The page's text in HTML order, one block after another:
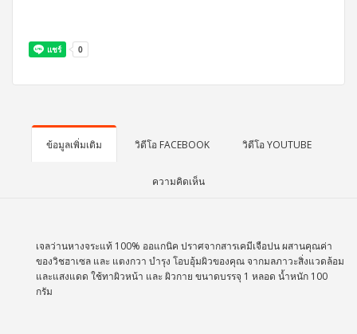
ข้อมูลเพิ่มเติม วิดีโอ FACEBOOK วิดีโอ YOUTUBE
ความคิดเห็น
เจลว่านหางจระแท้ 100% ออแกนิค ปราศจากสารเคมีเจือปน ผสานคุณค่า
ของวิชฮาเซล และ แตงกวา บำรุง โอบอุ้มผิวของคุณ จากมลภาวะสิ่งแวดล้อม
และแสงแดด ใช้ทาผิวหน้า และ ผิวกาย ขนาดบรรจุ 1 หลอด น้ำหนัก 100
กรัม